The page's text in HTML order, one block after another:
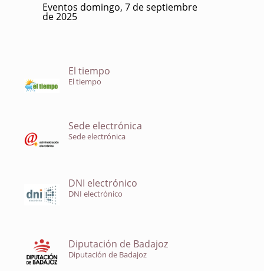
Eventos domingo, 7 de septiembre
de 2025
El tiempo
El tiempo
Sede electrónica
Sede electrónica
DNI electrónico
DNI electrónico
Diputación de Badajoz
Diputación de Badajoz